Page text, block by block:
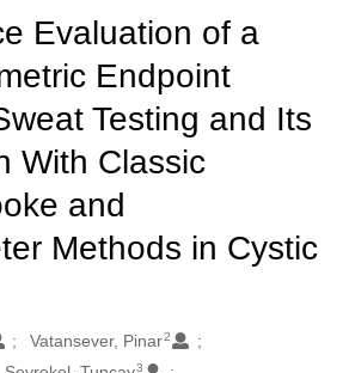
Evaluation of a
Endpoint
Testing and Its
With Classic
and
Methods in Cystic
Vatansever, Pinar2
3